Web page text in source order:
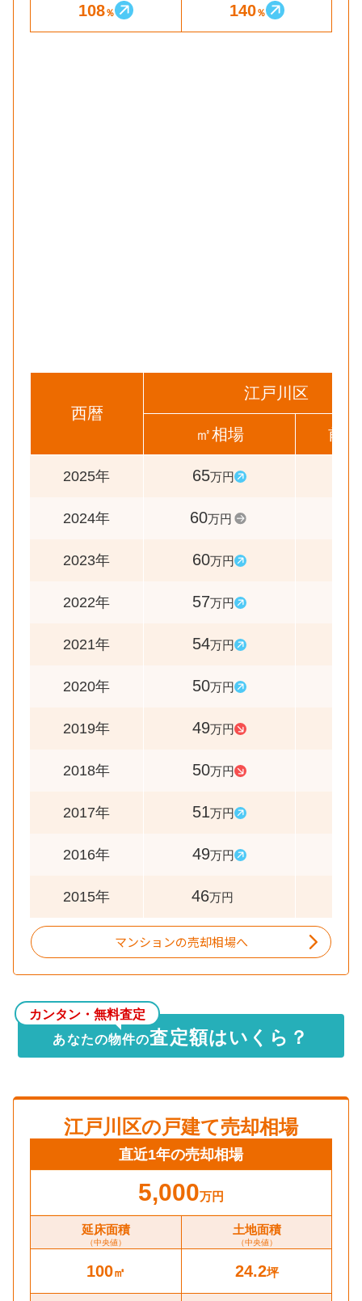
108％ 140％
西暦
江戸川区
㎡相場 前
2025年 65万円
2024年 60万円
2023年 60万円
2022年 57万円
2021年 54万円
2020年 50万円
2019年 49万円
2018年 50万円
2017年 51万円
2016年 49万円
2015年 46万円
マンションの売却相場へ
カンタン・無料査定
あなたの物件の査定額はいくら？
江戸川区の戸建て売却相場
直近1年の売却相場
5,000万円
延床面積
（中央値）
土地面積
（中央値）
100㎡ 24.2坪